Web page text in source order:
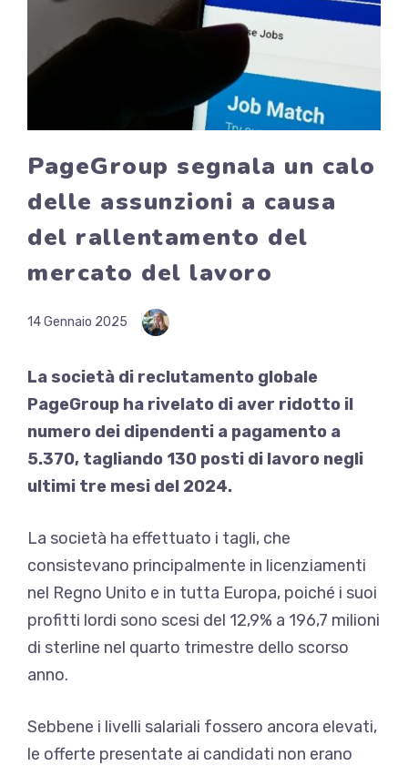
PageGroup segnala un calo
delle assunzioni a causa
del rallentamento del
mercato del lavoro
14 Gennaio 2025
La società di reclutamento globale
PageGroup ha rivelato di aver ridotto il
numero dei dipendenti a pagamento a
5.370, tagliando 130 posti di lavoro negli
ultimi tre mesi del 2024.
La società ha effettuato i tagli, che
consistevano principalmente in licenziamenti
nel Regno Unito e in tutta Europa, poiché i suoi
profitti lordi sono scesi del 12,9% a 196,7 milioni
di sterline nel quarto trimestre dello scorso
anno.
Sebbene i livelli salariali fossero ancora elevati,
le offerte presentate ai candidati non erano